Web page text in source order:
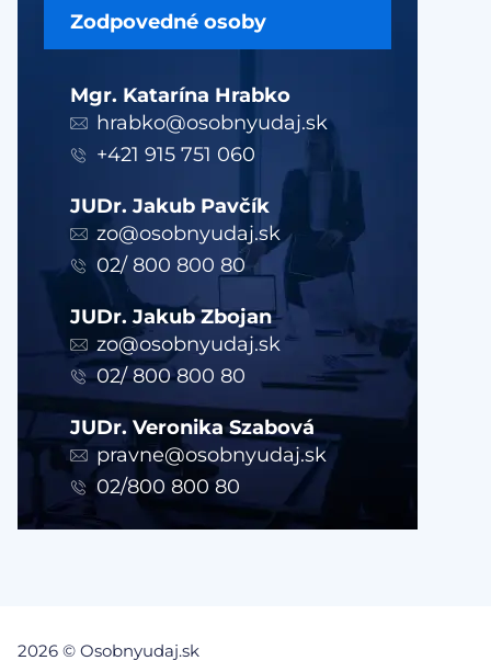
Zodpovedné osoby
Mgr. Katarína Hrabko
hrabko@osobnyudaj.sk
+421 915 751 060
JUDr. Jakub Pavčík
zo@osobnyudaj.sk
02/ 800 800 80
JUDr. Jakub Zbojan
zo@osobnyudaj.sk
02/ 800 800 80
JUDr. Veronika Szabová
pravne@osobnyudaj.sk
02/800 800 80
2026 © Osobnyudaj.sk